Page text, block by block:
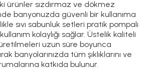
ürünler sızdırmaz ve dökmez
banyonuzda güvenli bir kullanıma
sıvı sabunluk setleri pratik pompalı
kolaylığı sağlar. Üstelik kaliteli
uzun süre boyunca
banyolarınızda tüm şıklıklarını ve
katkıda bulunur.